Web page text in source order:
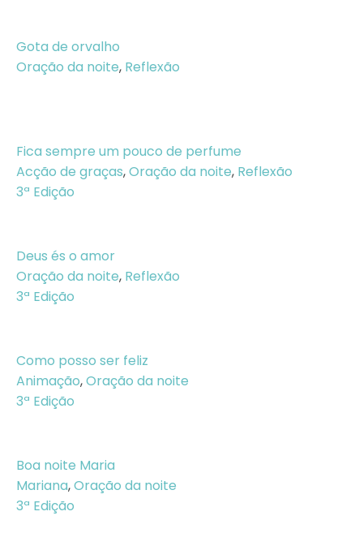
Gota de orvalho
Oração da noite, Reflexão
Fica sempre um pouco de perfume
Acção de graças,Oração da noite, Reflexão
3ª Edição
Deus és o amor
Oração da noite, Reflexão
3ª Edição
Como posso ser feliz
Animação,Oração da noite
3ª Edição
Boa noite Maria
Mariana,Oração da noite
3ª Edição